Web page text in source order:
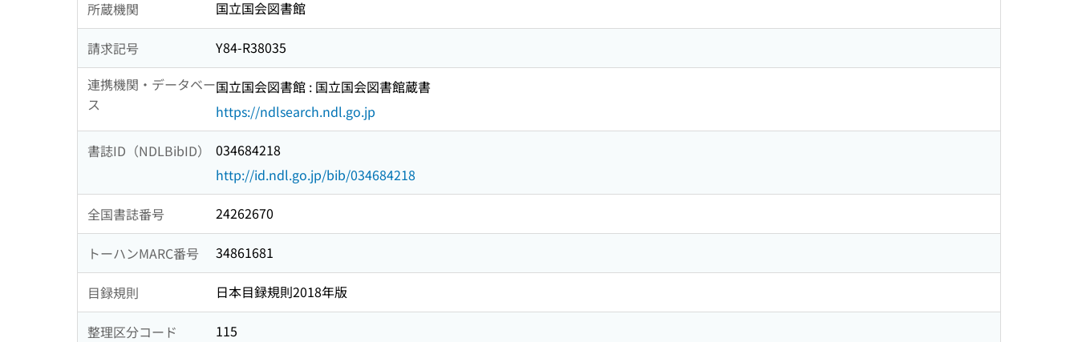
所蔵機関 国立国会図書館
請求記号
Y84-R38035
連携機関・データベー
ス
国立国会図書館 : 国立国会図書館蔵書
https://ndlsearch.ndl.go.jp
書誌ID（NDLBibID）
034684218
http://id.ndl.go.jp/bib/034684218
全国書誌番号 24262670
トーハンMARC番号 34861681
目録規則 日本目録規則2018年版
整理区分コード 115